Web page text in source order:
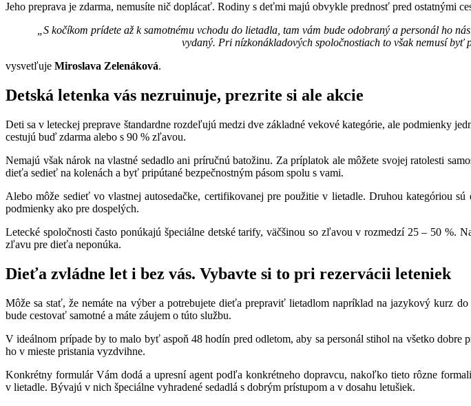
Jeho preprava je zdarma, nemusíte nič doplácať. Rodiny s deťmi majú obvykle prednosť pred ostatnými
„S kočíkom prídete až k samotnému vchodu do lietadla, tam vám bude odobraný a personál ho
vydaný. Pri nízkonákladových spoločnostiach to však nemusí
vysvetľuje Miroslava Zelenáková.
Detská letenka vás nezruinuje, prezrite si ale akcie
Deti sa v leteckej preprave štandardne rozdeľujú medzi dve základné vekové kategórie, ale podmienky
cestujú buď zdarma alebo s 90 % zľavou.
Nemajú však nárok na vlastné sedadlo ani príručnú batožinu. Za príplatok ale môžete svojej ratolesti
dieťa sedieť na kolenách a byť pripútané bezpečnostným pásom spolu s vami.
Alebo môže sedieť vo vlastnej autosedačke, certifikovanej pre použitie v lietadle. Druhou kategóriou
podmienky ako pre dospelých.
Letecké spoločnosti často ponúkajú špeciálne detské tarify, väčšinou so zľavou v rozmedzí 25 – 50 %.
zľavu pre dieťa neponúka.
Dieťa zvládne let i bez vás. Vybavte si to pri rezervácii leteniek
Môže sa stať, že nemáte na výber a potrebujete dieťa prepraviť lietadlom napríklad na jazykový kurz
bude cestovať samotné a máte záujem o túto službu.
V ideálnom prípade by to malo byť aspoň 48 hodín pred odletom, aby sa personál stihol na všetko
ho v mieste pristania vyzdvihne.
Konkrétny formulár Vám dodá a upresní agent podľa konkrétneho dopravcu, nakoľko tieto rôzne
v lietadle. Bývajú v nich špeciálne vyhradené sedadlá s dobrým prístupom a v dosahu letušiek.